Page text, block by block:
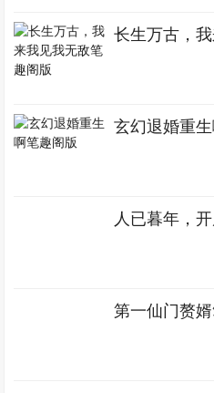
长生万古，
玄幻退婚重
人已暮年，
第一仙门赘